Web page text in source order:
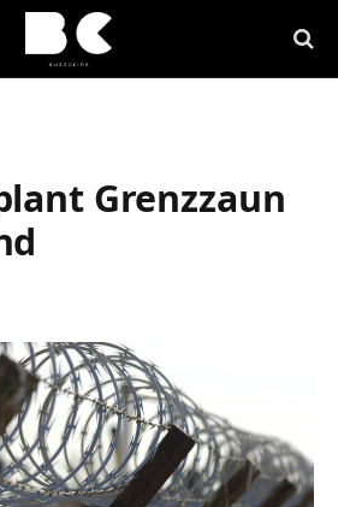
Grenzzaun